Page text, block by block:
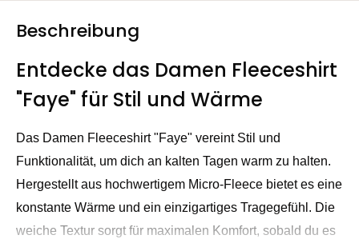
Beschreibung
Entdecke das Damen Fleeceshirt
"Faye" für Stil und Wärme
Das Damen Fleeceshirt "Faye" vereint Stil und
Funktionalität, um dich an kalten Tagen warm zu halten.
Hergestellt aus hochwertigem Micro-Fleece bietet es eine
konstante Wärme und ein einzigartiges Tragegefühl. Die
weiche Textur sorgt für maximalen Komfort, sobald du es